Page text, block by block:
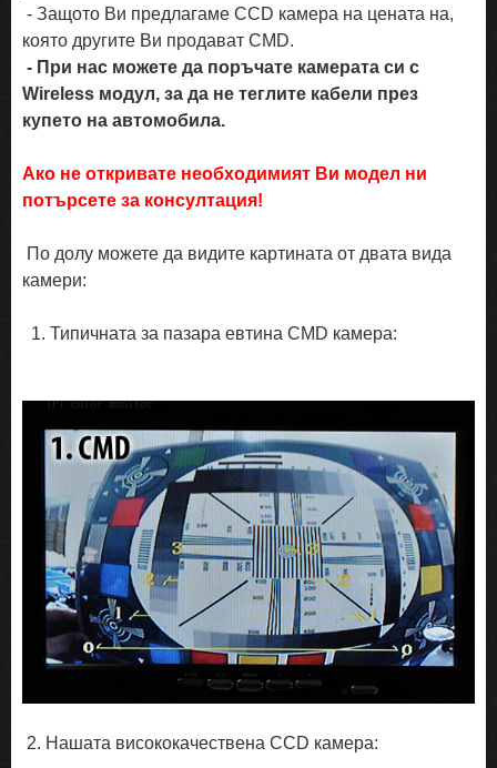
- Защото Ви предлагаме CCD камера на цената на,
която другите Ви продават CMD.
- При нас можете да поръчате камерата си с
Wireless модул, за да не теглите кабели през
купето на автомобила.
Ако не откривате необходимият Ви модел ни
потърсете за консултация!
По долу можете да видите картината от двата вида
камери:
1. Типичната за пазара евтина CMD камера:
2. Нашата висококачествена CCD камера: